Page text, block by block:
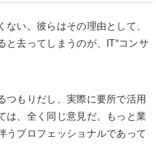
い。彼らはその理由として、
と去ってしまうのが、IT“コンサ
つもりだし、実際に要所で活用
は、全く同じ意見だ。もっと業
うプロフェッショナルであって